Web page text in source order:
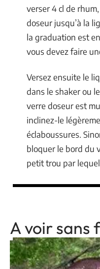
verser 4 cl de
doseur jusqu’à la
la graduation est
vous devez faire
Versez ensuite le
dans le shaker ou
verre doseur est
inclinez-le
éclaboussures.
bloquer le bord du
petit trou par
A voir sans